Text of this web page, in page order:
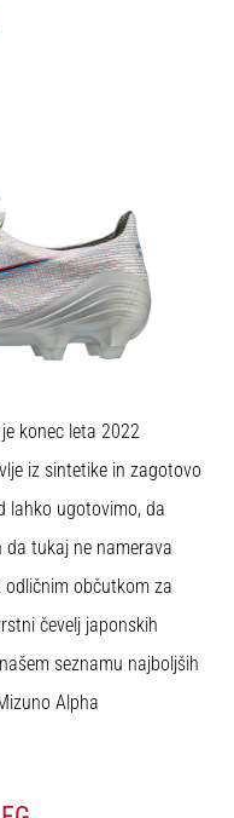
konec leta 2022
iz sintetike in zagotovo
lahko ugotovimo, da
tukaj ne namerava
odličnim občutkom za
čevelj japonskih
seznamu najboljših
Alpha